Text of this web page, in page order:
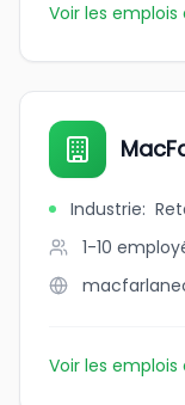
Voir les
Industrie:
1-10
Voir les